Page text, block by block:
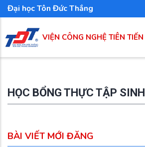
Nhảy
đến
nội
dung
Đại học Tôn Đức Thắng
VIỆN CÔNG NGHỆ TIÊN TIẾN
HỌC BỔNG THỰC TẬP SINH
BÀI VIẾT MỚI ĐĂNG